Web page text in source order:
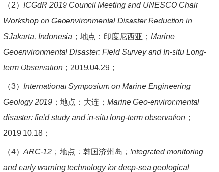
（2） ICGdR 2019 Council Meeting and UNESCO Chair
Workshop on Geoenvironmental Disaster Reduction in
SJakarta, Indonesia ；地点：印度尼西亚； Marine
Geoenvironmental Disaster: Field Survey and In-situ Long-
term Observation ； 2019.04.29 ；
（3） International Symposium on Marine Engineering
Geology 2019 ；地点：大连； Marine Geo-environmental
disaster: field study and in-situ long-term observation ；
2019.10.18 ；
（4） ARC-12 ；地点：韩国济州岛； Integrated monitoring
and early warning technology for deep-sea geological